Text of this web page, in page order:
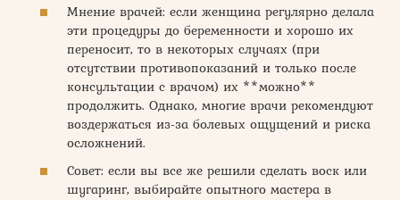
Мнение врачей: если женщина регулярно делала
эти процедуры до беременности и хорошо их
переносит, то в некоторых случаях (при
отсутствии противопоказаний и только после
консультации с врачом) их **можно**
продолжить. Однако, многие врачи рекомендуют
воздержаться из-за болевых ощущений и риска
осложнений.
Совет: если вы все же решили сделать воск или
шугаринг, выбирайте опытного мастера в